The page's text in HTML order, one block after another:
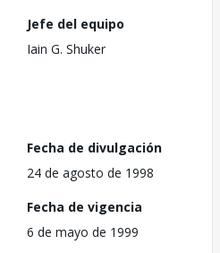
Jefe del equipo
Iain G. Shuker
Fecha de divulgación
24 de agosto de 1998
Fecha de vigencia
6 de mayo de 1999